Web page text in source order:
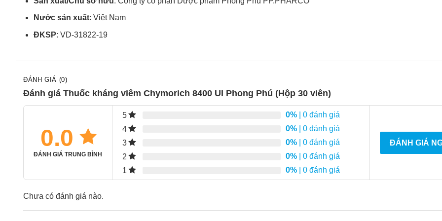
Nước sản xuất: Việt Nam
ĐKSP: VD-31822-19
ĐÁNH GIÁ (0)
Đánh giá Thuốc kháng viêm Chymorich 8400 UI Phong Phú (Hộp 30 viên)
0.0
ĐÁNH GIÁ TRUNG BÌNH
5 0% | 0 đánh giá
4
0% | 0 đánh giá
3
0% | 0 đánh giá
2
0% | 0 đánh giá
1
0% | 0 đánh giá
ĐÁNH GIÁ
Chưa có đánh giá nào.